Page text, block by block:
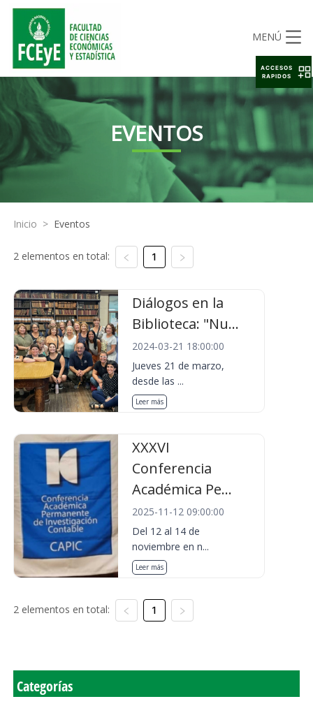
MENÚ
EVENTOS
Inicio > Eventos
2 elementos en total: 1
Diálogos en la
Biblioteca: "Nu...
2024-03-21 18:00:00
Jueves 21 de marzo,
desde las ...
Leer más
XXXVI
Conferencia
Académica Pe...
2025-11-12 09:00:00
Del 12 al 14 de
noviembre en n...
Leer más
2 elementos en total: 1
Categorías
ACCESOS
RAPIDOS